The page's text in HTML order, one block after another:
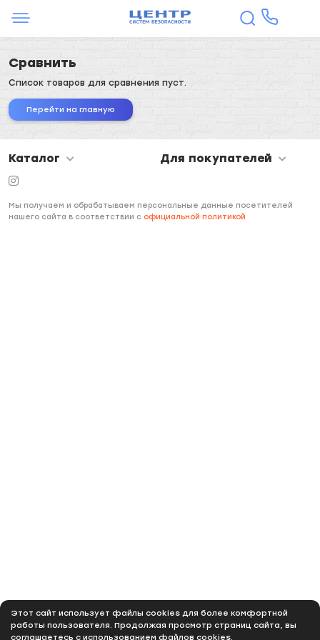
Этот сайт использует файлы cookies для более комфортной
работы пользователя. Продолжая просмотр страниц сайта, вы
соглашаетесь с использованием файлов cookies.
Сравнить
Список товаров для сравнения пуст.
Перейти на главную
Каталог Для покупателей
Мы получаем и обрабатываем персональные данные посетителей
нашего сайта в соответствии с официальной политикой